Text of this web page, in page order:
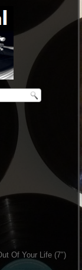
Of Your Life (7″)